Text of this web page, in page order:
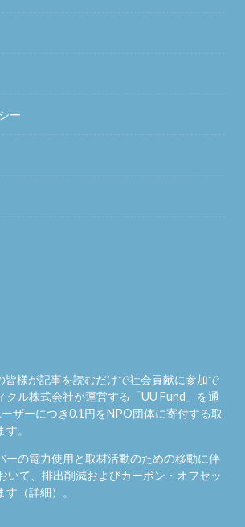
ー
皆様が記事を読むだけで社会貢献に参加で
クル株式会社が運営する「UU Fund 」を通
ザーにつき0.1円をNPO団体に寄付する取
。
ーの電力使用と取材活動のための移動に伴
いて、排出削減およびカーボン・オフセッ
す（詳細）。